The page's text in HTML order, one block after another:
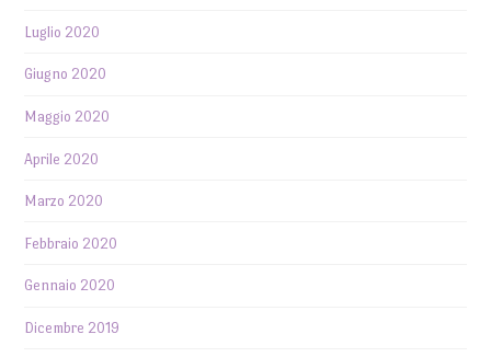
Luglio 2020
Giugno 2020
Maggio 2020
Aprile 2020
Marzo 2020
Febbraio 2020
Gennaio 2020
Dicembre 2019